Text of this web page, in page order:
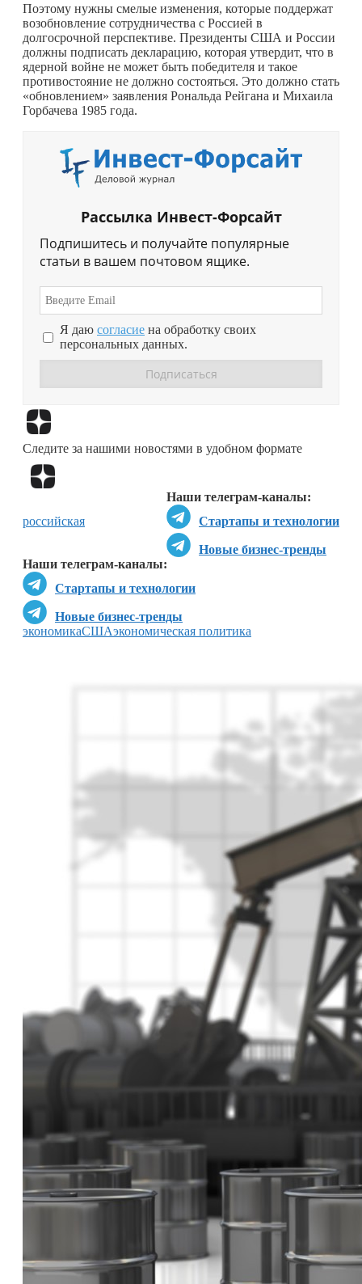
Поэтому нужны смелые изменения, которые поддержат
возобновление сотрудничества с Россией в
долгосрочной перспективе. Президенты США и России
должны подписать декларацию, которая утвердит, что в
ядерной войне не может быть победителя и такое
противостояние не должно состояться. Это должно стать
«обновлением» заявления Рональда Рейгана и Михаила
Горбачева 1985 года.
Рассылка Инвест-Форсайт
Подпишитесь и получайте популярные
статьи в вашем почтовом ящике.
Я даю согласие на обработку своих
персональных данных.
Следите за нашими новостями в удобном формате
Наши телеграм-каналы:
Стартапы и технологии
Новые бизнес-тренды
Наши телеграм-каналы:
Стартапы и технологии
Новые бизнес-тренды
российская
экономикаСШАэкономическая политика